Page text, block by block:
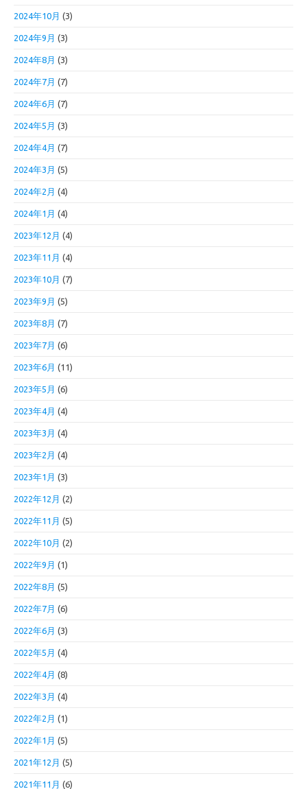
2024年10月 (3)
2024年9月 (3)
2024年8月 (3)
2024年7月 (7)
2024年6月 (7)
2024年5月 (3)
2024年4月 (7)
2024年3月 (5)
2024年2月 (4)
2024年1月 (4)
2023年12月 (4)
2023年11月 (4)
2023年10月 (7)
2023年9月 (5)
2023年8月 (7)
2023年7月 (6)
2023年6月 (11)
2023年5月 (6)
2023年4月 (4)
2023年3月 (4)
2023年2月 (4)
2023年1月 (3)
2022年12月 (2)
2022年11月 (5)
2022年10月 (2)
2022年9月 (1)
2022年8月 (5)
2022年7月 (6)
2022年6月 (3)
2022年5月 (4)
2022年4月 (8)
2022年3月 (4)
2022年2月 (1)
2022年1月 (5)
2021年12月 (5)
2021年11月 (6)